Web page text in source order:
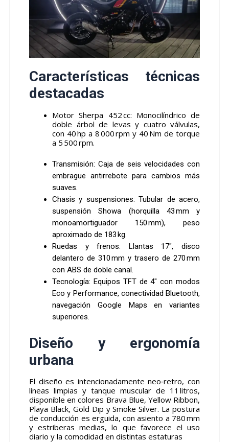
Características técnicas
destacadas
Motor Sherpa 452 cc: Monocilíndrico de
doble árbol de levas y cuatro válvulas,
con 40 hp a 8 000 rpm y 40 Nm de torque
a 5 500 rpm.
Transmisión: Caja de seis velocidades con
embrague antirrebote para cambios más
suaves.
Chasis y suspensiones: Tubular de acero,
suspensión Showa (horquilla 43 mm y
monoamortiguador 150 mm), peso
aproximado de 183 kg.
Ruedas y frenos: Llantas 17″, disco
delantero de 310 mm y trasero de 270 mm
con ABS de doble canal.
Tecnología: Equipos TFT de 4″ con modos
Eco y Performance, conectividad Bluetooth,
navegación Google Maps en variantes
superiores.
Diseño y ergonomía
urbana
El diseño es intencionadamente neo‑retro, con
líneas limpias y tanque muscular de 11 litros,
disponible en colores Brava Blue, Yellow Ribbon,
Playa Black, Gold Dip y Smoke Silver. La postura
de conducción es erguida, con asiento a 780 mm
y estriberas medias, lo que favorece el uso
diario y la comodidad en distintas estaturas